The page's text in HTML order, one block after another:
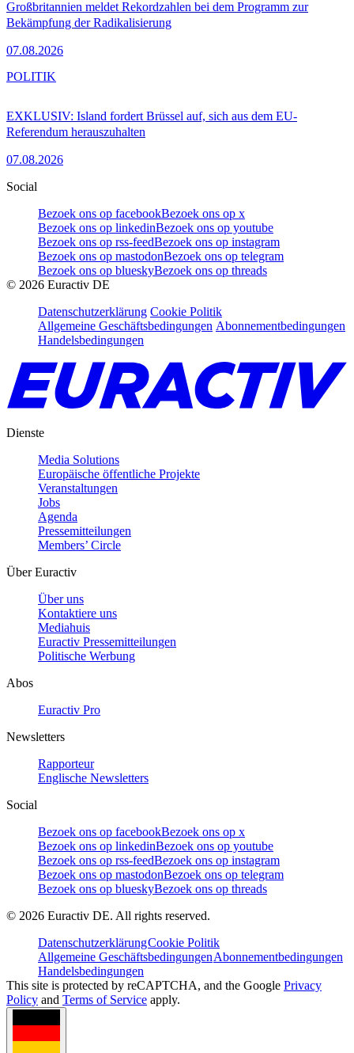
Großbritannien meldet Rekordzahlen bei dem Programm zur
Bekämpfung der Radikalisierung
07.08.2026
EXKLUSIV: Island fordert Brüssel auf, sich aus dem EU-
Referendum herauszuhalten
07.08.2026
POLITIK
Social
Bezoek ons op facebookBezoek ons op x
Bezoek ons op linkedinBezoek ons op youtube
Bezoek ons op rss-feedBezoek ons op instagram
Bezoek ons op mastodonBezoek ons op telegram
Bezoek ons op blueskyBezoek ons op threads
© 2026 Euractiv DE
Datenschutzerklärung Cookie Politik
Allgemeine Geschäftsbedingungen Abonnementbedingungen
Handelsbedingungen
Dienste
Media Solutions
Europäische öffentliche Projekte
Veranstaltungen
Jobs
Agenda
Pressemitteilungen
Members’ Circle
Über Euractiv
Über uns
Kontaktiere uns
Mediahuis
Euractiv Pressemitteilungen
Politische Werbung
Abos
Euractiv Pro
Newsletters
Rapporteur
Englische Newsletters
Social
Bezoek ons op facebookBezoek ons op x
Bezoek ons op linkedinBezoek ons op youtube
Bezoek ons op rss-feedBezoek ons op instagram
Bezoek ons op mastodonBezoek ons op telegram
Bezoek ons op blueskyBezoek ons op threads
© 2026 Euractiv DE. All rights reserved.
DatenschutzerklärungCookie Politik
Allgemeine GeschäftsbedingungenAbonnementbedingungen
Handelsbedingungen
This site is protected by reCAPTCHA, and the Google Privacy
Policy and Terms of Service apply.